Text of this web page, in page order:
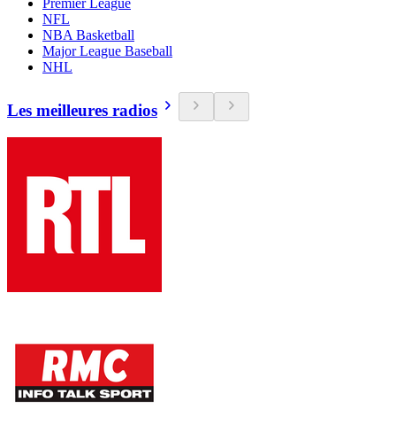
Premier League
NFL
NBA Basketball
Major League Baseball
NHL
Les meilleures radios